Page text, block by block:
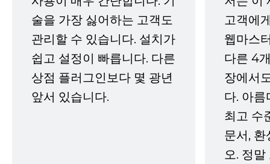
술을 가장 싫어하는 고객도
관리할 수 있습니다. 설치가
쉽고 설정이 빠릅니다. 다른
상점 플러그인보다 몇 광년
앞서 있습니다.
고객에
웹마스
다른 4
장에서
다. 아름
최고 수
문서,
오. 정